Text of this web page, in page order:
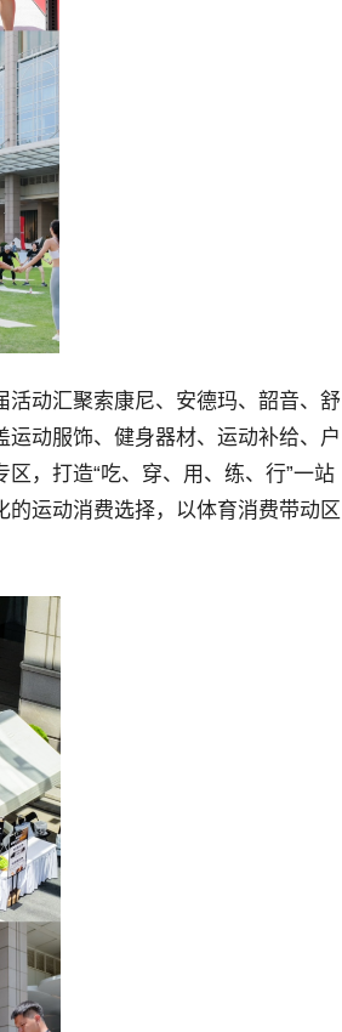
动汇聚索康尼、安德玛、韶音、舒
动服饰、健身器材、运动补给、户
，打造“吃、穿、用、练、行”一站
运动消费选择，以体育消费带动区